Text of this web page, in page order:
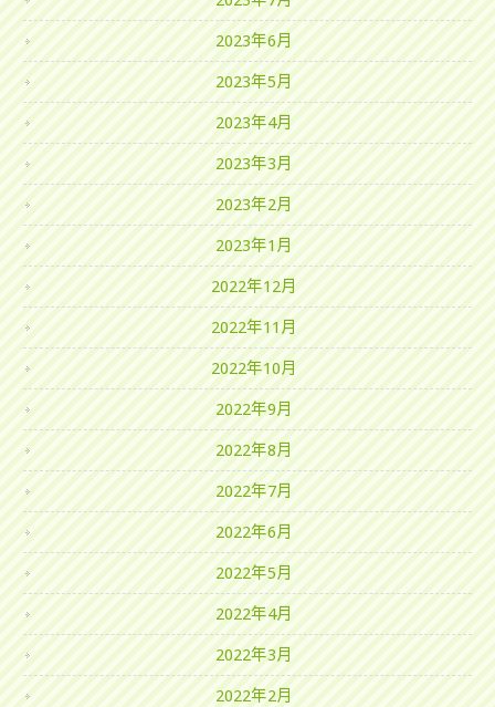
2023年6月
2023年5月
2023年4月
2023年3月
2023年2月
2023年1月
2022年12月
2022年11月
2022年10月
2022年9月
2022年8月
2022年7月
2022年6月
2022年5月
2022年4月
2022年3月
2022年2月